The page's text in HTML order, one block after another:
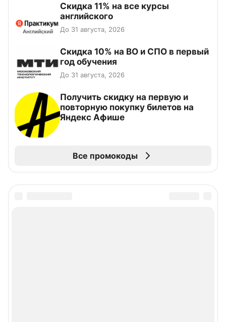
Скидка 11% на все курсы
английского
До 31 августа, 2026
Скидка 10% на ВО и СПО в первый
год обучения
До 31 августа, 2026
Получить скидку на первую и
повторную покупку билетов на
Яндекс Афише
Все промокоды